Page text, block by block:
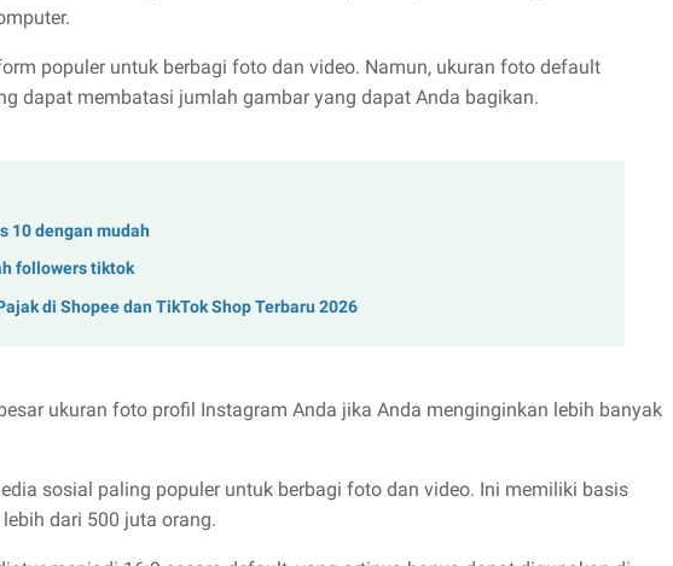
populer untuk berbagi foto dan video. Namun, ukuran foto default
dapat membatasi jumlah gambar yang dapat Anda bagikan.
10 dengan mudah
followers tiktok
di Shopee dan TikTok Shop Terbaru 2026
ukuran foto profil Instagram Anda jika Anda menginginkan lebih banyak
sosial paling populer untuk berbagi foto dan video. Ini memiliki basis
dari 500 juta orang.